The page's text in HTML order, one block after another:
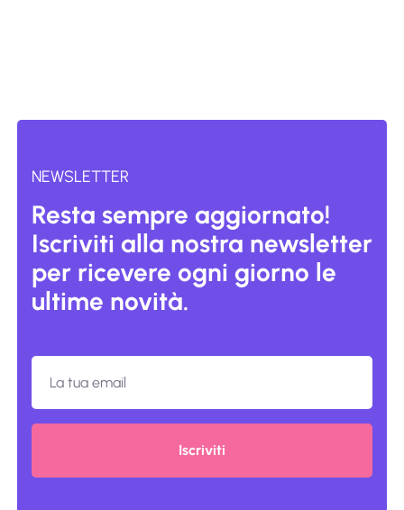
NEWSLETTER
Resta sempre aggiornato!
Iscriviti alla nostra newsletter
per ricevere ogni giorno le
ultime novità.
Iscriviti